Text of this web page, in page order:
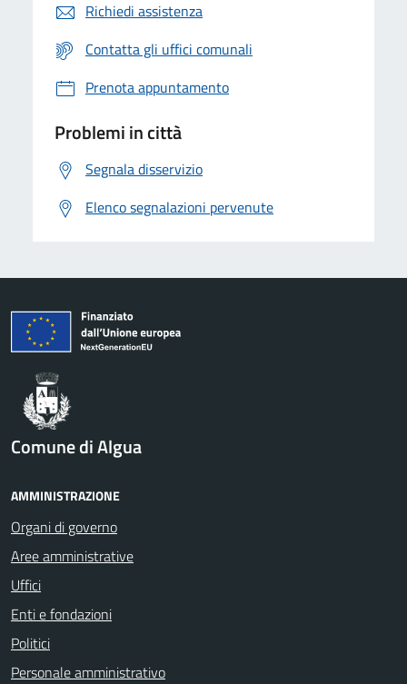
Richiedi assistenza
Contatta gli uffici comunali
Prenota appuntamento
Problemi in città
Segnala disservizio
Elenco segnalazioni pervenute
Comune di Algua
AMMINISTRAZIONE
Organi di governo
Aree amministrative
Uffici
Enti e fondazioni
Politici
Personale amministrativo